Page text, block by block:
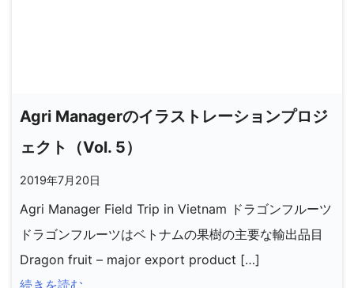
Agri Managerのイラストレーションプロジ
ェクト（Vol. 5）
2019年7月20日
Agri Manager Field Trip in Vietnam ドラゴンフルーツ
ドラゴンフルーツはベトナムの果樹の主要な輸出品目
Dragon fruit – major export product […]
続きを読む